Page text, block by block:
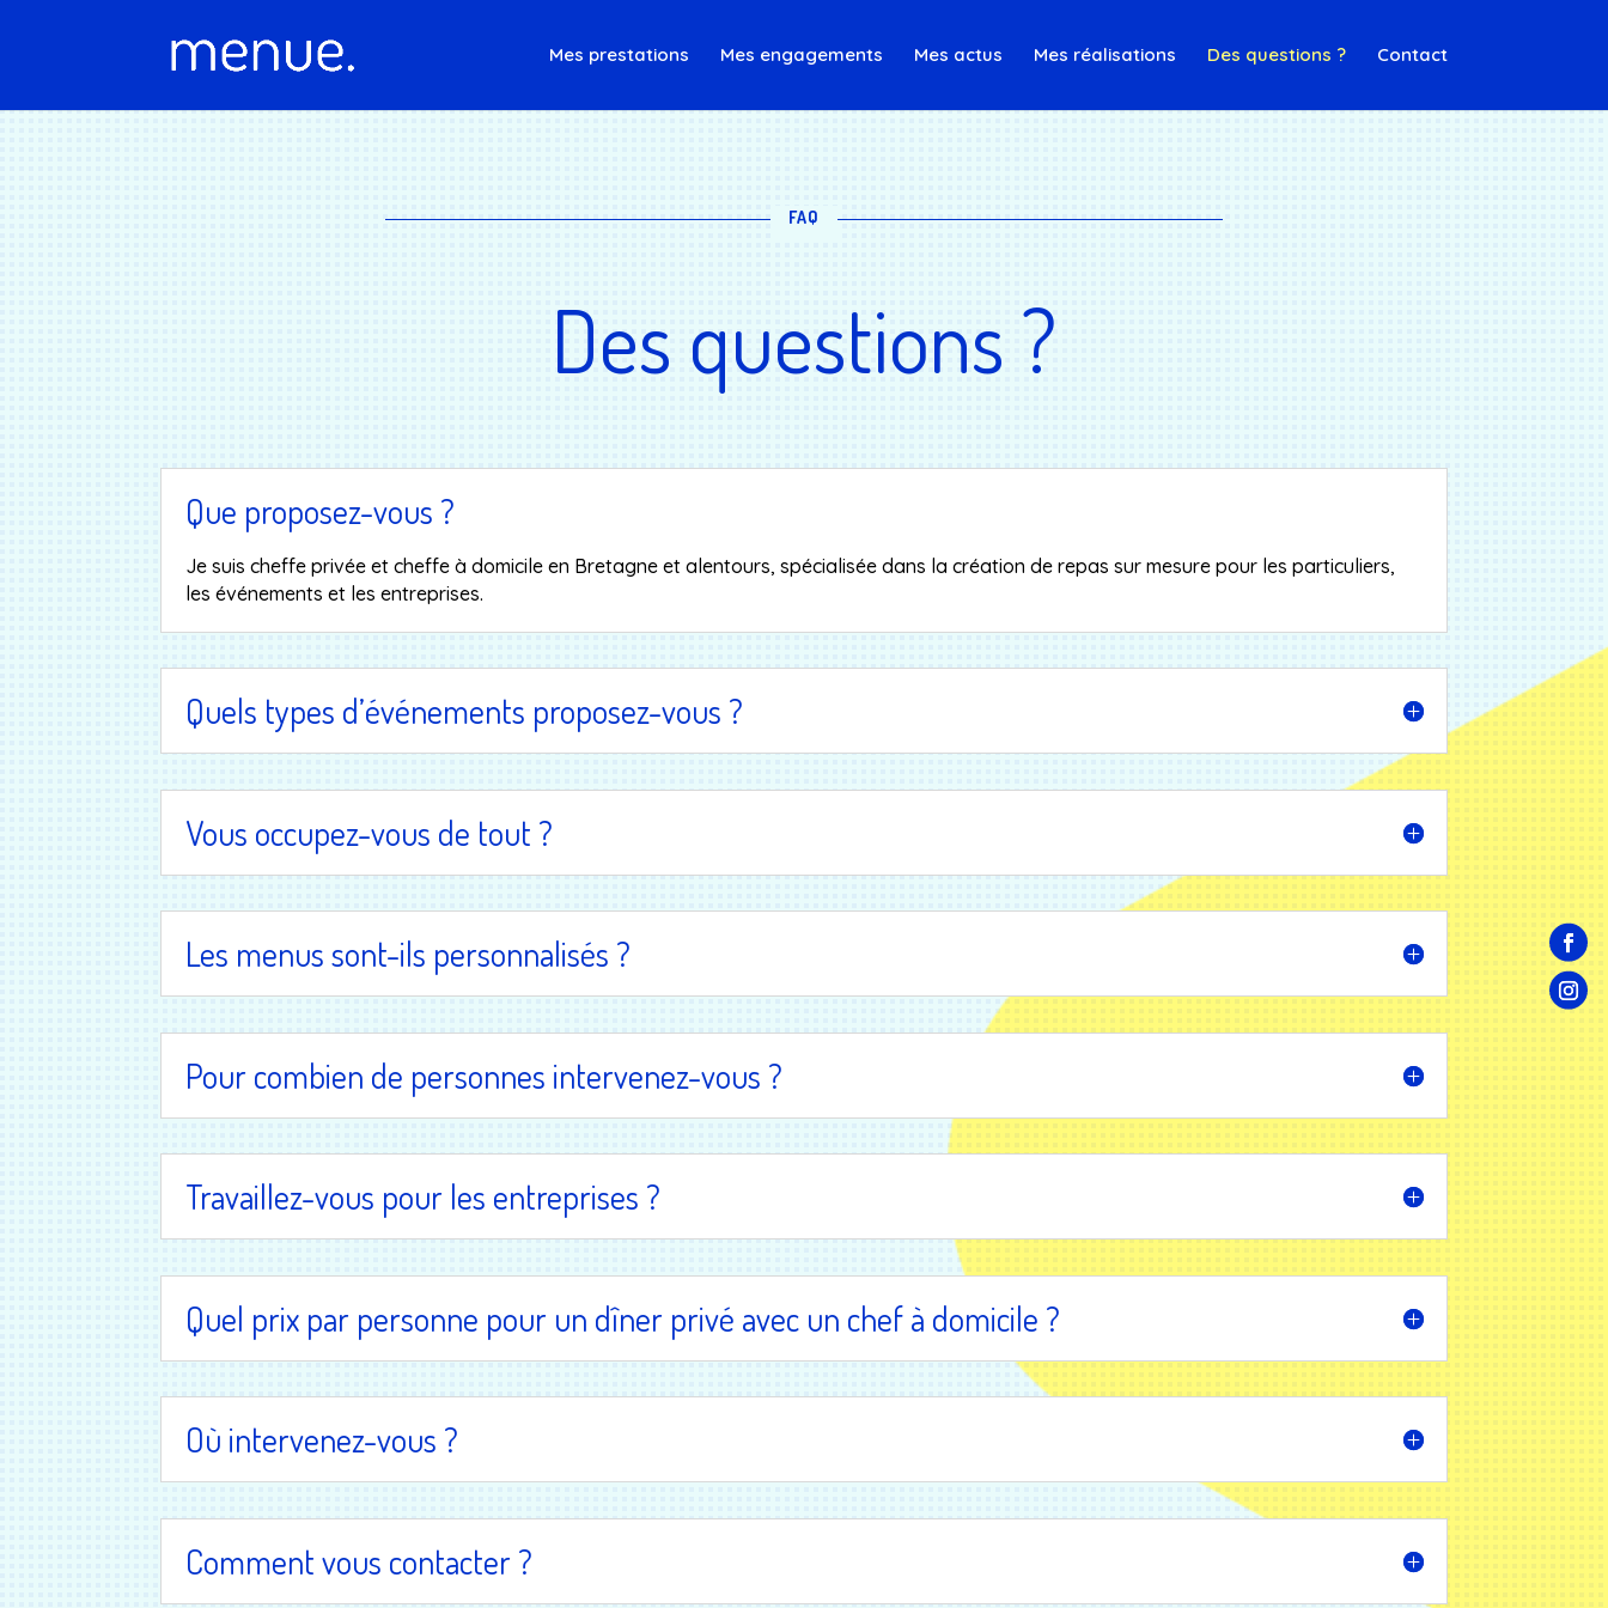
Mes prestations Mes engagements Mes actus Mes réalisations Des questions ? Contact
FAQ
Des questions ?
Que proposez-vous ?
Je suis cheffe privée et cheffe à domicile en Bretagne et alentours, spécialisée dans la création de repas sur mesure pour les particuliers,
les événements et les entreprises.
Quels types d’événements proposez-vous ?
Vous occupez-vous de tout ?
Les menus sont-ils personnalisés ?
Pour combien de personnes intervenez-vous ?
Travaillez-vous pour les entreprises ?
Quel prix par personne pour un dîner privé avec un chef à domicile ?
Où intervenez-vous ?
Comment vous contacter ?